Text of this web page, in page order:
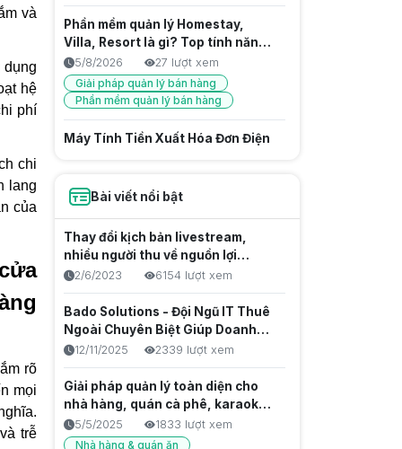
và
hệ
phí
chi
lang
của
rõ
mọi
trễ
Phần mềm quản lý Homestay,
Villa, Resort là gì? Top tính năng
cần có
5/8/2026
27 lượt xem
Giải pháp quản lý bán hàng
Phần mềm quản lý bán hàng
Máy Tính Tiền Xuất Hóa Đơn Điện
Hóa đơn từ máy tính tiền
Website Bán Hàng Chuyên Nghiệp
Tối Ưu Doanh Số Bado
5/8/2026
16 lượt xem
Giải pháp quản lý bán hàng
Chuẩn Hóa Chính Sách Thưởng
Nhờ Phần Mềm Tính Hoa Hồng Kỹ
Thuật Viên
5/8/2026
18 lượt xem
Quản lý nhân viên
Phần mềm quản lý bán hàng
Giải pháp quản lý bán hàng
Bài viết nổi bật
Thay đổi kịch bản livestream,
nhiều người thu về nguồn lợi
nhuận khủng
2/6/2023 6154 lượt xem
Bado Solutions - Đội Ngũ IT Thuê
Ngoài Chuyên Biệt Giúp Doanh
Nghiệp Tăng Tốc Sản Phẩm Số
12/11/2025 2339 lượt xem
Giải pháp quản lý toàn diện cho
nhà hàng, quán cà phê, karaoke &
club billiards
5/5/2025
1833 lượt xem
Nhà hàng & quán ăn